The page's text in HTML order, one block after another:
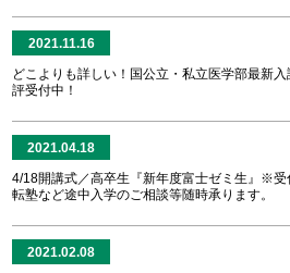
2021.11.16
どこよりも詳しい！国公立・私立医学部最新
評受付中！
2021.04.18
4/18開講式／高卒生『新年度富士ゼミ生』※
転塾など途中入学のご相談等随時承ります。
2021.02.08